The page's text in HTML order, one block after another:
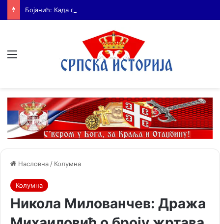
Насловна / Колумна
Колумна
Никола Милованчев: Дража